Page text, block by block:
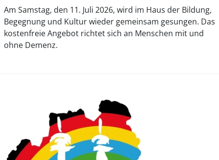
Am Samstag, den 11. Juli 2026, wird im Haus der Bildung,
Begegnung und Kultur wieder gemeinsam gesungen. Das
kostenfreie Angebot richtet sich an Menschen mit und
ohne Demenz.